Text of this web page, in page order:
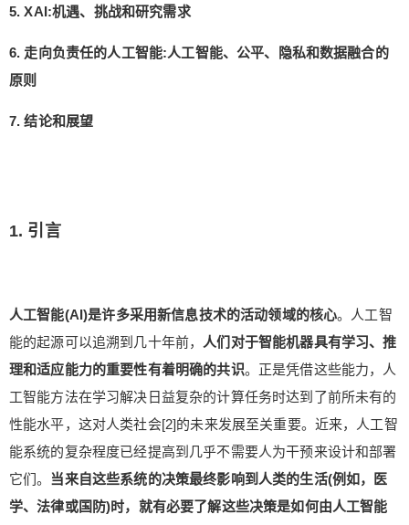
5. XAI:机遇、挑战和研究需求
6. 走向负责任的人工智能:人工智能、公平、隐私和数据融合的
原则
7. 结论和展望
1. 引言
人工智能(AI)是许多采用新信息技术的活动领域的核心。人工智
能的起源可以追溯到几十年前，
人们对于智能机器具有学习、推
理和适应能力的重要性有着明确的共识。正是凭借这些能力，人
工智能方法在学习解决日益复杂的计算任务时达到了前所未有的
性能水平，这对人类社会[2]的未来发展至关重要。近来，人工智
能系统的复杂程度已经提高到几乎不需要人为干预来设计和部署
它们。 当来自这些系统的决策最终影响到人类的生活(例如，医
学、法律或国防)时，就有必要了解这些决策是如何由人工智能